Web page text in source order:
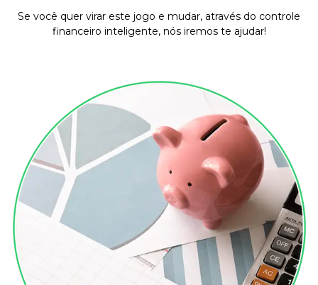
Se você quer virar este jogo e mudar, através do controle
financeiro inteligente, nós iremos te ajudar!